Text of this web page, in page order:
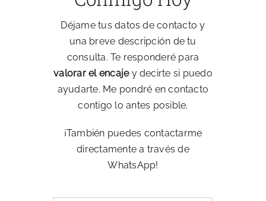
Déjame tus datos de contacto y
una breve descripción de tu
consulta. Te responderé para
valorar el encajey decirte si puedo
ayudarte. Me pondré en contacto
contigo lo antes posible.
¡También puedes contactarme
directamente a través de
WhatsApp!